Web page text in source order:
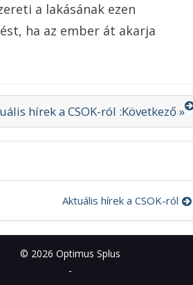
a lakásának ezen
ha az ember át akarja
hírek a CSOK-ról :Következő »
Aktuális hírek a CSOK-ról
© 2026 Optimus Splus
-